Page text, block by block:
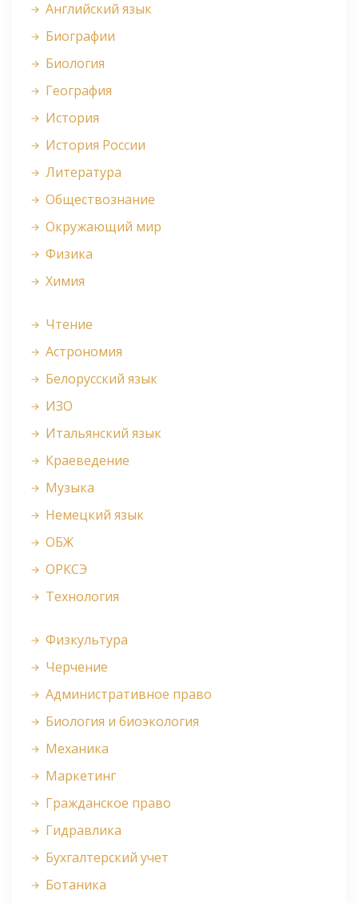
Английский язык
Биографии
Биология
География
История
История России
Литература
Обществознание
Окружающий мир
Физика
Химия
Чтение
Астрономия
Белорусский язык
ИЗО
Итальянский язык
Краеведение
Музыка
Немецкий язык
ОБЖ
ОРКСЭ
Технология
Физкультура
Черчение
Административное право
Биология и биоэкология
Механика
Маркетинг
Гражданское право
Гидравлика
Бухгалтерский учет
Ботаника